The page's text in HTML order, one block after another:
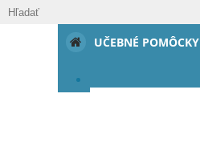
UČEBNÉ POMÔCKY